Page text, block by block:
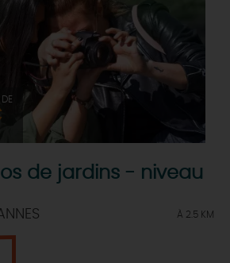
de jardins - niveau
À 2.5 KM